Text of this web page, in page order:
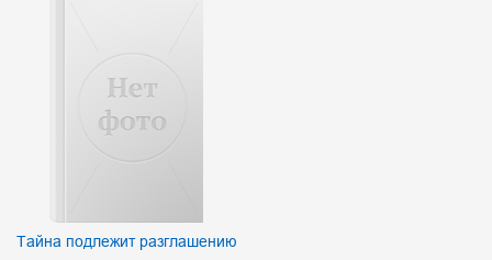
Тайна подлежит разглашению